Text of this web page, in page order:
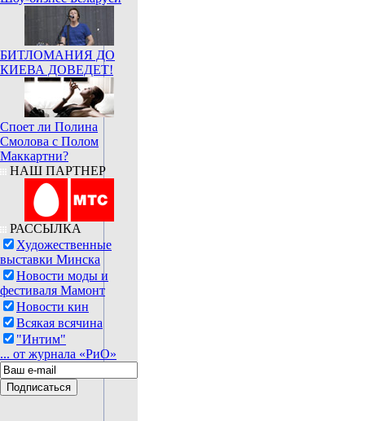
БИТЛОМАНИЯ ДО
КИЕВА ДОВЕДЕТ!
Споет ли Полина
Смолова с Полом
Маккартни?
НАШ ПАРТНЕР
РАССЫЛКА
Художественные
выставки Минска
Новости моды и
фестиваля Мамонт
Новости кин
Всякая всячина
"Интим"
... от журнала «РиО»